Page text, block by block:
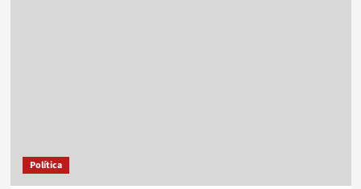
Política